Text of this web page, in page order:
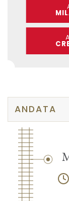
ANDATA